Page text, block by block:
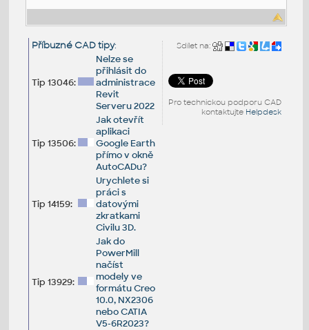
Sdílet na:
Pro technickou podporu CAD
kontaktujte Helpdesk
Příbuzné CAD tipy:
Tip 13046:
Nelze se
přihlásit do
administrace
Revit
Serveru 2022
Tip 13506:
Jak otevřít
aplikaci
Google Earth
přímo v okně
AutoCADu?
Tip 14159:
Urychlete si
práci s
datovými
zkratkami
Civilu 3D.
Tip 13929:
Jak do
PowerMill
načíst
modely ve
formátu Creo
10.0, NX2306
nebo CATIA
V5-6R2023?